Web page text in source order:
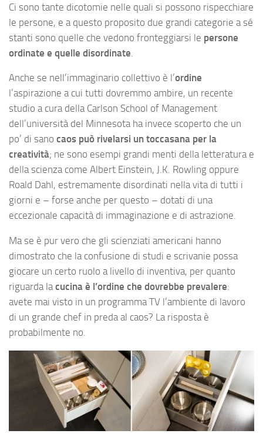
Ci sono tante dicotomie nelle quali si possono rispecchiare
le persone, e a questo proposito due grandi categorie a sé
stanti sono quelle che vedono fronteggiarsi le persone
ordinate e quelle disordinate
Anche se nell’immaginario collettivo è l’ordine
l’aspirazione a cui tutti dovremmo ambire, un recente
studio a cura della Carlson School of Management
dell’università del Minnesota ha invece scoperto che un
po’ di sano caos può rivelarsi un toccasana per la
creatività; ne sono esempi grandi menti della letteratura e
della scienza come Albert Einstein, J.K. Rowling oppure
Roald Dahl, estremamente disordinati nella vita di tutti i
giorni e – forse anche per questo – dotati di una
eccezionale capacità di immaginazione e di astrazione.
Ma se è pur vero che gli scienziati americani hanno
dimostrato che la confusione di studi e scrivanie possa
giocare un certo ruolo a livello di inventiva, per quanto
riguarda lacucina è l’ordine che dovrebbe prevalere:
avete mai visto in un programma TV l’ambiente di lavoro
di un grande chef in preda al caos? La risposta è
probabilmente no.